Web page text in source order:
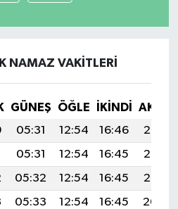
NAMAZ VAKITLERI
GÜNEŞ ÖĞLE İKINDI
05:31 12:54 16:46
20:07
05:31 12:54 16:45
20:06
05:32 12:54 16:45
20:05
05:33 12:54 16:45
20:04